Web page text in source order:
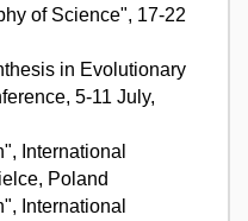
of Science", 17-22
in Evolutionary
5-11 July,
International
Poland
International